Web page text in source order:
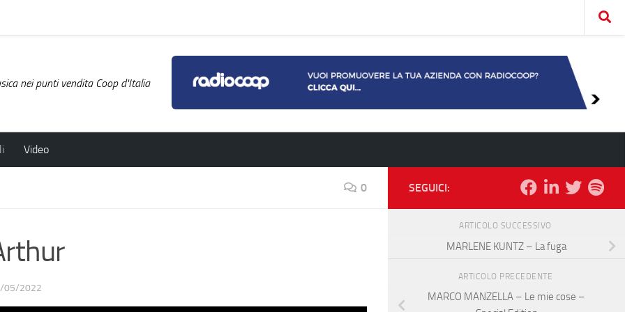
nei punti vendita Coop d'Italia
Video
0
05/2022
SEGUICI:
ARTICOLO SUCCESSIVO
MARLENE KUNTZ – La fuga
ARTICOLO PRECEDENTE
MARCO MANZELLA – Le mie cose –